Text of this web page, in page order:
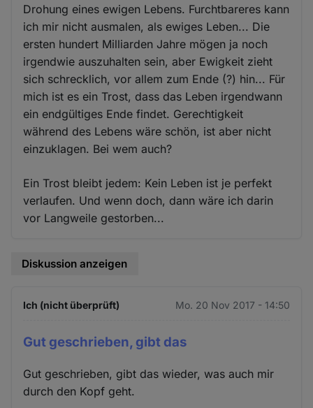
Drohung eines ewigen Lebens. Furchtbareres kann
ich mir nicht ausmalen, als ewiges Leben... Die
ersten hundert Milliarden Jahre mögen ja noch
irgendwie auszuhalten sein, aber Ewigkeit zieht
sich schrecklich, vor allem zum Ende (?) hin... Für
mich ist es ein Trost, dass das Leben irgendwann
ein endgültiges Ende findet. Gerechtigkeit
während des Lebens wäre schön, ist aber nicht
einzuklagen. Bei wem auch?
Ein Trost bleibt jedem: Kein Leben ist je perfekt
verlaufen. Und wenn doch, dann wäre ich darin
vor Langweile gestorben...
Diskussion anzeigen
Ich (nicht überprüft) Mo. 20 Nov 2017 - 14:50
Gut geschrieben, gibt das
Gut geschrieben, gibt das wieder, was auch mir
durch den Kopf geht.